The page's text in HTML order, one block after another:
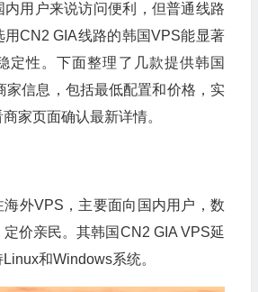
内用户来说访问便利，但普通线路
用CN2 GIA线路的韩国VPS能显著
定性。下面整理了几款提供韩国
家信息，包括最低配置和价格，实
家页面确认最新详情。
海外VPS，主要面向国内用户，数
价亲民。其韩国CN2 GIA VPS延
和Windows系统。